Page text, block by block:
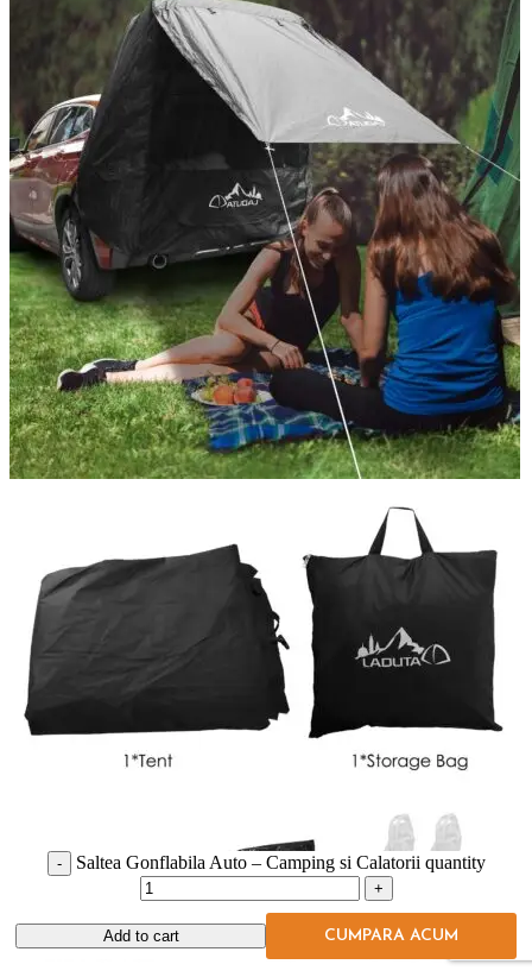
Saltea Gonflabila Auto – Camping si Calatorii quantity
Add to cart CUMPARA ACUM